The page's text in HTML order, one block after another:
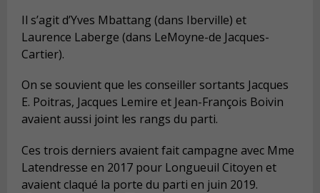
Il s’agit d’Yves Mbattang (dans Iberville) et
Laurence Laberge (dans LeMoyne-de Jacques-
Cartier).
On se souvient que les conseiller sortants Jacques
E. Poitras, Jacques Lemire et Jean-François Boivin
avaient aussi joint les rangs du parti.
Ces trois derniers avaient fait campagne avec Mme
Latendresse en 2017 pour Longueuil Citoyen et
avaient claqué la porte du parti en juin 2019.